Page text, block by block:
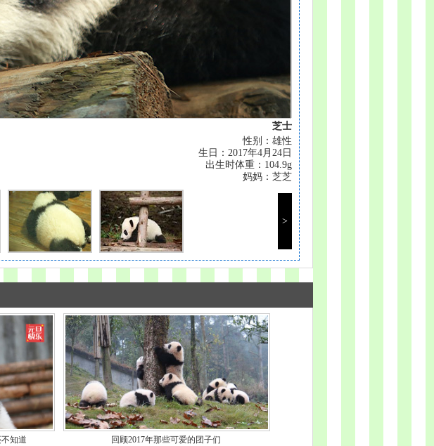
芝士
性别：雄性
生日：2017年4月24日
出生时体重：104.9g
妈妈：芝芝
<
知道 回顾2017年那些可爱的团子们